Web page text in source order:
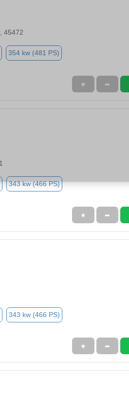
45472
354 kw (481 PS)
★ ➦
343 kw (466 PS)
★ ➦
343 kw (466 PS)
★ ➦